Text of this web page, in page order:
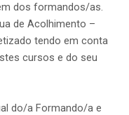
dos formandos/as.
de Acolhimento –
tendo em conta
cursos e do seu
do/a Formando/a e